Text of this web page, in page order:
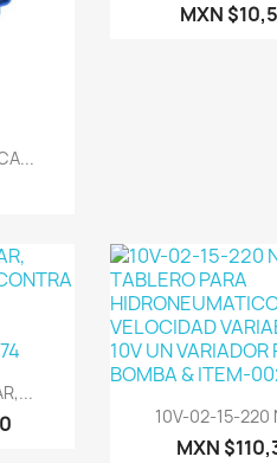
MXN
Vista
10V-02-15-220
MXN